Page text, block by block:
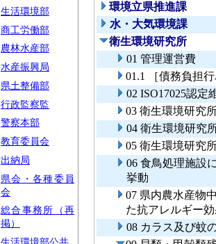
生活環境部
商工労働部
農林水産部
水産振興局
県土整備部
行政監察監
警察本部
教育委員会
出納局
県会・各種委員
会
総合事務所（再
掲）
環境立県推進課
水・大気環境課
衛生環境研究所
01 管理運営費
01.1 ［債務負担
02 ISO17025認定
03 衛生環境研究
04 衛生環境研究
05 衛生環境研究
06 食鳥処理施設
挙動
07 県内農水産物
た抗アレルギー
08 カラス及び蚊